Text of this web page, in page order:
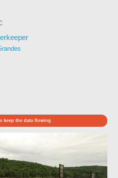
keep the data flowing